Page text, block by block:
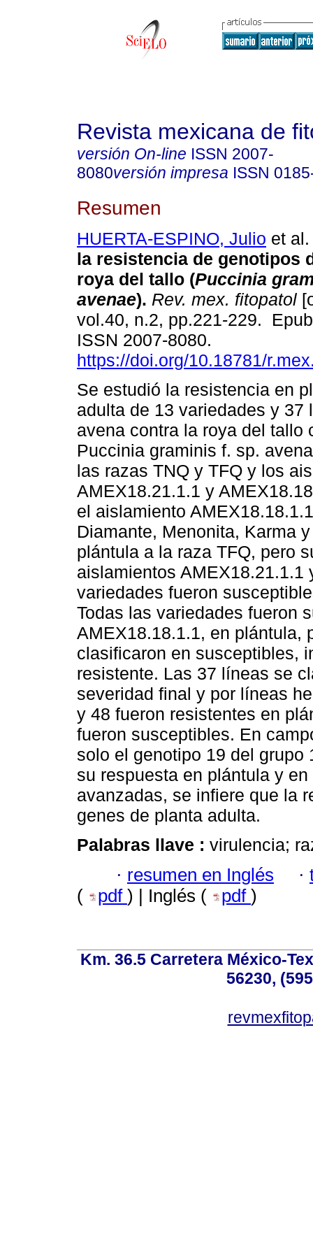
Revista mexicana de
versión On-line ISSN 2007-
8080versión impresa ISSN
Resumen
HUERTA-ESPINO, Julio et al.
la resistencia de genotipos
roya del tallo (Puccinia
avenae). Rev. mex. fitopatol
vol.40, n.2, pp.221-229.
ISSN 2007-8080.
https://doi.org/10.18781/
Se estudió la resistencia en
adulta de 13 variedades y 37
avena contra la roya del tallo
Puccinia graminis f. sp.
las razas TNQ y TFQ y los
AMEX18.21.1.1 y
el aislamiento
Diamante, Menonita, Karma
plántula a la raza TFQ, pero
aislamientos AMEX18.21.1.1
variedades fueron
Todas las variedades fueron
AMEX18.18.1.1, en plántula,
clasificaron en susceptibles,
resistente. Las 37 líneas se
severidad final y por líneas
y 48 fueron resistentes en
fueron susceptibles. En
solo el genotipo 19 del
su respuesta en plántula y
avanzadas, se infiere que la
genes de planta adulta.
Palabras llave : virulencia;
· resumen en Inglés ·
(
pdf ) | Inglés ( pdf )
Km. 36.5 Carretera México-
56230,